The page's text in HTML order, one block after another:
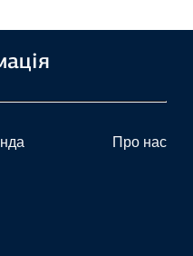
Про нас